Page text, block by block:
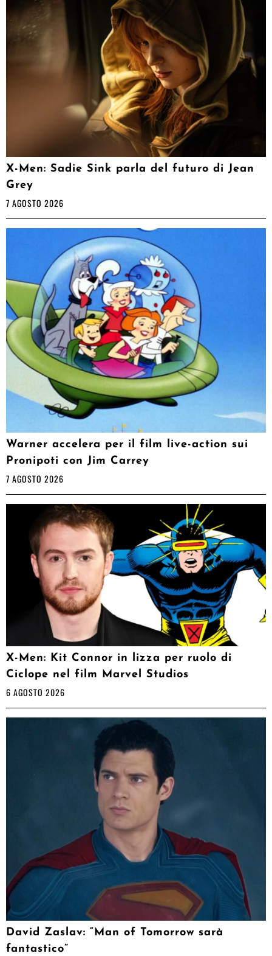
X-Men: Sadie Sink parla del futuro di Jean
Grey
7 AGOSTO 2026
Warner accelera per il film live-action sui
Pronipoti con Jim Carrey
7 AGOSTO 2026
X-Men: Kit Connor in lizza per ruolo di
Ciclope nel film Marvel Studios
6 AGOSTO 2026
David Zaslav: “Man of Tomorrow sarà
fantastico”